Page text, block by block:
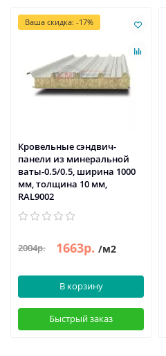
Ваша скидка: -17%
Кровельные сэндвич-
панели из минеральной
ваты-0.5/0.5, ширина 1000
мм, толщина 10 мм,
RAL9002
2004р. 1663р. /м2
В корзину
Быстрый заказ